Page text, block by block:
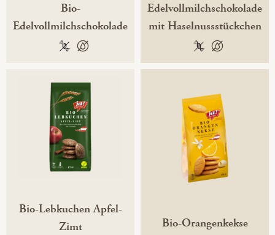
Bio-
Edelvollmilchschokolade
100 % gentechnikfrei
100 % palmölfrei
Edelvollmilchschokolade
mit Haselnussstückchen
100 %100 %
Bio-Lebkuchen Apfel-
Zimt
Bio-Orangenkekse